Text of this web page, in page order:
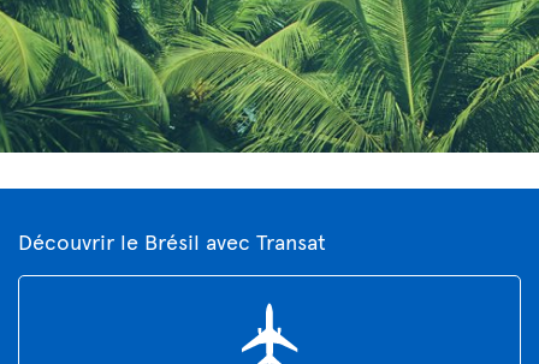
Découvrir le Brésil avec Transat